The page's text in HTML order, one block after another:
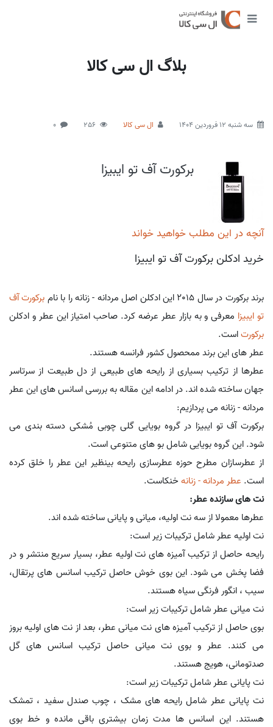
بلاگ ال سی کالا
سه شنبه 12 فروردین 1404 ال سی کالا 256
0
برکورت آف تو ایبیزا
آنچه در این مطلب خواهید خواند
خرید ادکلن برکورت آف تو ایبیزا
برند برکورت در سال 2015 این ادکلن اصل مردانه - زنانه را با نام
برکورت آف
تو ایبیزا معرفی و به بازار عطر عرضه کرد. صاحب امتیاز این عطر و ادکلن
برکورتاست.
عطر های این برند ممحصول کشور فرانسه هستند.
عطرها از ترکیب بسیاری از رایحه های طبیعی از دل طبیعت از سرتاسر
جهان ساخته شده اند. در ادامه این مقاله به بررسی اسانس های این عطر
مردانه - زنانه می پردازیم:
برکورت آف تو ایبیزا در گروه بویایی گلی چوبی مُشکی دسته بندی می
شود. این گروه بویایی شامل بو های متنوعی است.
از عطرسازان مطرح حوزه عطرسازی رایحه بینظیر این عطر را خلق کرده
است. عطر مردانه - زنانهخنکاست.
نت های سازنده عطر:
عطرها معمولا از سه نت اولیه، میانی و پایانی ساخته شده اند.
نت اولیه عطر شامل ترکیبات زیر است:
رایحه حاصل از ترکیب آمیزه های نت اولیه عطر، بسیار سریع منتشر و در
فضا پخش می شود. این بوی خوش حاصل ترکیب اسانس های پرتقال،
سیب ، انگور فرنگی سیاه هستند.
نت میانی عطر شامل ترکیبات زیر است:
بوی حاصل از ترکیب آمیزه های نت میانی عطر، بعد از نت های اولیه بروز
می کنند. عطر و بوی نت میانی حاصل ترکیب اسانس های گل
صدتومانی، هویج هستند.
نت پایانی عطر شامل ترکیبات زیر است:
نت پایانی عطر شامل رایحه های مشک ، چوب صندل سفید ، تمشک
هستند. این اسانس ها مدت زمان بیشتری باقی مانده و خط بوی